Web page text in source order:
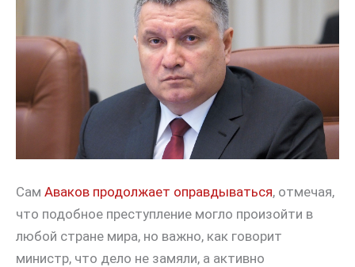
Сам Аваков продолжает оправдываться, отмечая,
что подобное преступление могло произойти в
любой стране мира, но важно, как говорит
министр, что дело не замяли, а активно